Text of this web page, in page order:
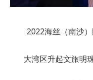
2022海丝（南沙
大湾区升起文旅明